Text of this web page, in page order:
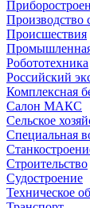
Производство
Происшествия
Промышленная
Робототехника
Российский
Комплексная
Салон МАКС
Сельское
Специальная
Строительство
Судостроение
Техническое